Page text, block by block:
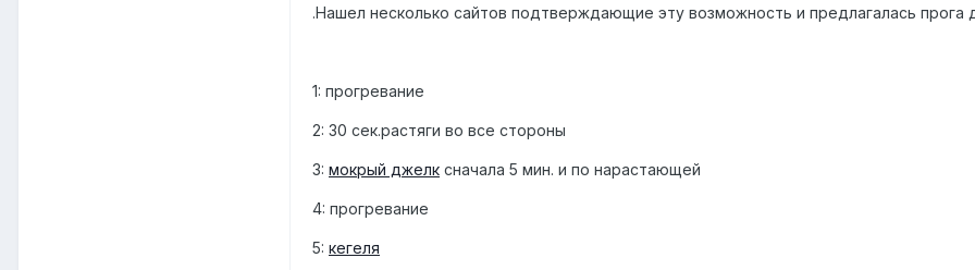
.Hашел несколько сайтов подтверждающие эту возможность и предлагалась прога
1: прогревание
2: 30 сек.растяги во все стороны
3: мокрый джелк сначала 5 мин. и по нарастающей
4: прогревание
5: кегеля